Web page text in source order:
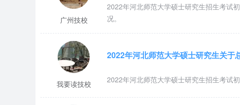
广州技校
2022年河北师范大学硕士研究生招生考试
况。
我要读技校
2022年河北师范大学硕士研究生关于
2022年河北师范大学硕士研究生招生考试